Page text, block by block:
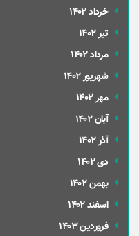
خرداد 1402
تير 1402
مرداد 1402
شهریور 1402
مهر 1402
آبان 1402
آذر 1402
دی 1402
بهمن 1402
اسفند 1402
فروردین 1403